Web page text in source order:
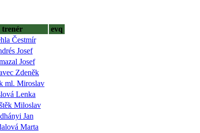
trenér
evq
Čestmír
Josef
Josef
Zdeněk
ml. Miroslav
Lenka
Miloslav
Jan
Marta